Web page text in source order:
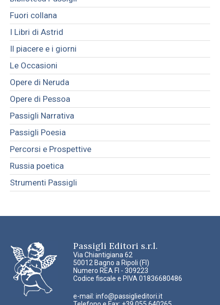
Fuori collana
I Libri di Astrid
Il piacere e i giorni
Le Occasioni
Opere di Neruda
Opere di Pessoa
Passigli Narrativa
Passigli Poesia
Percorsi e Prospettive
Russia poetica
Strumenti Passigli
Passigli Editori s.r.l.
Via Chiantigiana 62
50012 Bagno a Ripoli (FI)
Numero REA FI - 309223
Codice fiscale e PIVA 01836680486
e-mail: info@passiglieditori.it